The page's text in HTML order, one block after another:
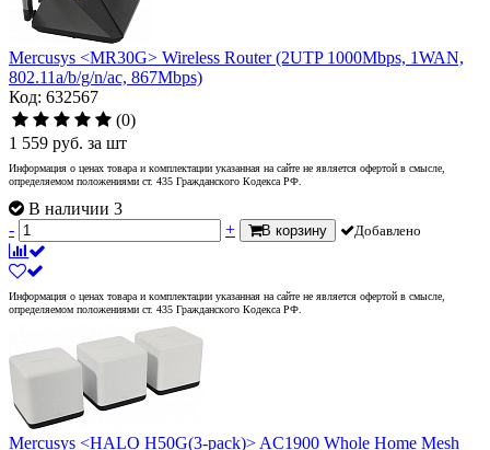
Mercusys <MR30G> Wireless Router (2UTP 1000Mbps, 1WAN,
802.11a/b/g/n/ac, 867Mbps)
Код: 632567
(0)
1 559 руб. за шт
Информация о ценах товара и комплектации указанная на сайте не является офертой в смысле,
определяемом положениями ст. 435 Гражданского Кодекса РФ.
В наличии 3
-
+ В корзину Добавлено
Информация о ценах товара и комплектации указанная на сайте не является офертой в смысле,
определяемом положениями ст. 435 Гражданского Кодекса РФ.
Mercusys <HALO H50G(3-pack)> AC1900 Whole Home Mesh